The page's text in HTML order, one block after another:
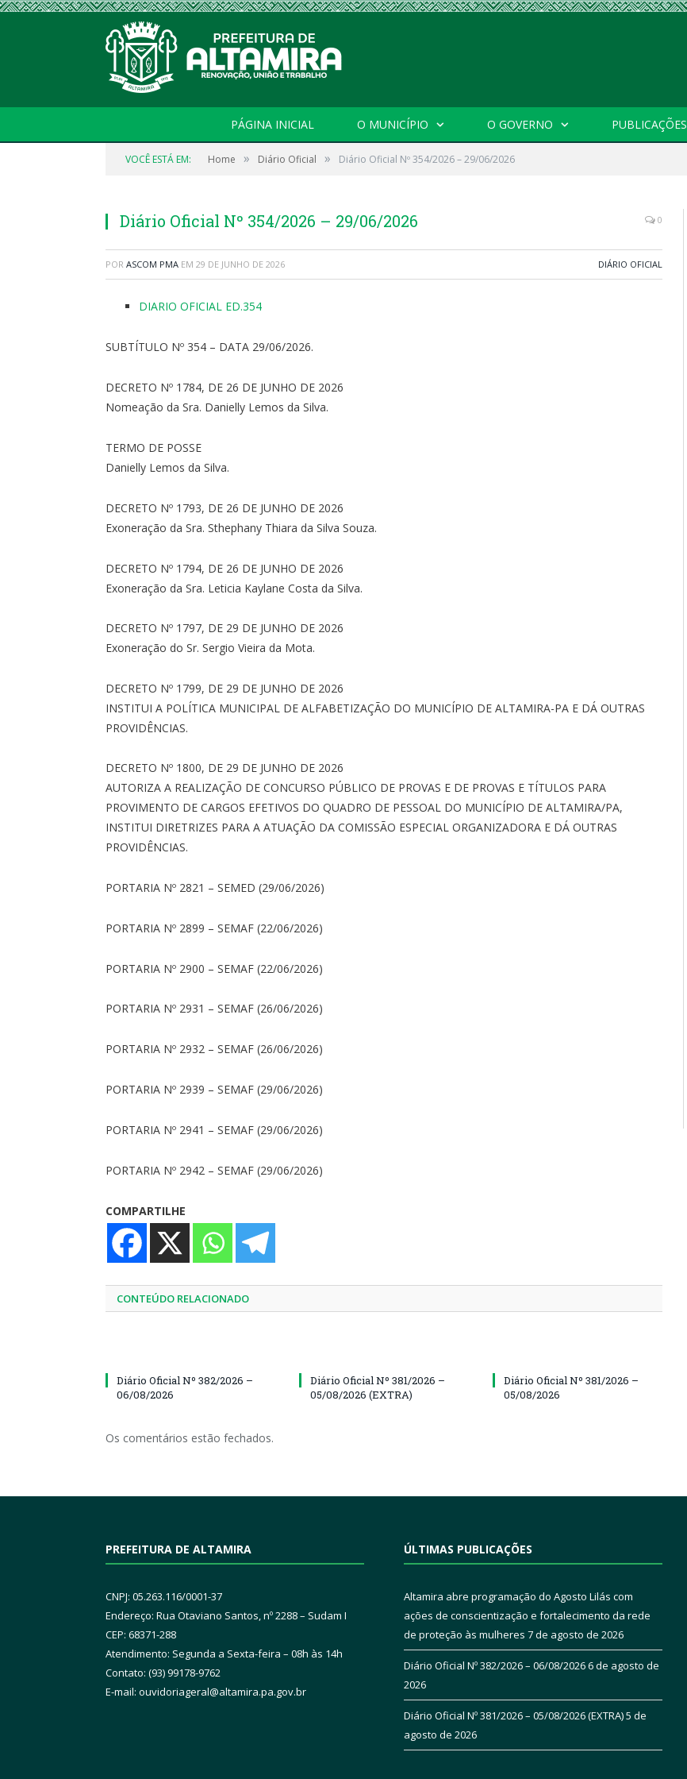
PÁGINA INICIAL O MUNICÍPIO O GOVERNO PUBLICAÇÕES
VOCÊ ESTÁ EM: Home » Diário Oficial » Diário Oficial Nº 354/2026 – 29/06/2026
Diário Oficial Nº 354/2026 – 29/06/2026 0
POR ASCOM PMA EM 29 DE JUNHO DE 2026 DIÁRIO OFICIAL
DIARIO OFICIAL ED.354
SUBTÍTULO Nº 354 – DATA 29/06/2026.
DECRETO Nº 1784, DE 26 DE JUNHO DE 2026
Nomeação da Sra. Danielly Lemos da Silva.
TERMO DE POSSE
Danielly Lemos da Silva.
DECRETO Nº 1793, DE 26 DE JUNHO DE 2026
Exoneração da Sra. Sthephany Thiara da Silva Souza.
DECRETO Nº 1794, DE 26 DE JUNHO DE 2026
Exoneração da Sra. Leticia Kaylane Costa da Silva.
DECRETO Nº 1797, DE 29 DE JUNHO DE 2026
Exoneração do Sr. Sergio Vieira da Mota.
DECRETO Nº 1799, DE 29 DE JUNHO DE 2026
INSTITUI A POLÍTICA MUNICIPAL DE ALFABETIZAÇÃO DO MUNICÍPIO DE ALTAMIRA-PA E DÁ OUTRAS
PROVIDÊNCIAS.
DECRETO Nº 1800, DE 29 DE JUNHO DE 2026
AUTORIZA A REALIZAÇÃO DE CONCURSO PÚBLICO DE PROVAS E DE PROVAS E TÍTULOS PARA
PROVIMENTO DE CARGOS EFETIVOS DO QUADRO DE PESSOAL DO MUNICÍPIO DE ALTAMIRA/PA,
INSTITUI DIRETRIZES PARA A ATUAÇÃO DA COMISSÃO ESPECIAL ORGANIZADORA E DÁ OUTRAS
PROVIDÊNCIAS.
PORTARIA Nº 2821 – SEMED (29/06/2026)
PORTARIA Nº 2899 – SEMAF (22/06/2026)
PORTARIA Nº 2900 – SEMAF (22/06/2026)
PORTARIA Nº 2931 – SEMAF (26/06/2026)
PORTARIA Nº 2932 – SEMAF (26/06/2026)
PORTARIA Nº 2939 – SEMAF (29/06/2026)
PORTARIA Nº 2941 – SEMAF (29/06/2026)
PORTARIA Nº 2942 – SEMAF (29/06/2026)
COMPARTILHE
CONTEÚDO RELACIONADO
Diário Oficial Nº 382/2026 –
06/08/2026
Diário Oficial Nº 381/2026 –
05/08/2026 (EXTRA)
Diário Oficial Nº 381/2026 –
05/08/2026
Os comentários estão fechados.
PREFEITURA DE ALTAMIRA
CNPJ: 05.263.116/0001-37
Endereço: Rua Otaviano Santos, nº 2288 – Sudam I
CEP: 68371-288
Atendimento: Segunda a Sexta-feira – 08h às 14h
Contato: (93) 99178-9762
E-mail: ouvidoriageral@altamira.pa.gov.br
ÚLTIMAS PUBLICAÇÕES
Altamira abre programação do Agosto Lilás com
ações de conscientização e fortalecimento da rede
de proteção às mulheres 7 de agosto de 2026
Diário Oficial Nº 382/2026 – 06/08/20266 de agosto de
2026
Diário Oficial Nº 381/2026 – 05/08/2026 (EXTRA)5 de
agosto de 2026